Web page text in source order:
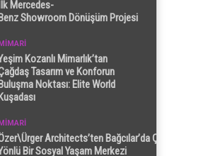
Mercedes-
Showroom Dönüşüm Projesi
Kozanlı Mimarlık’tan
Tasarım ve Konforun
Noktası: Elite World
Architects’ten Bağcılar’da Çok
Bir Sosyal Yaşam Merkezi